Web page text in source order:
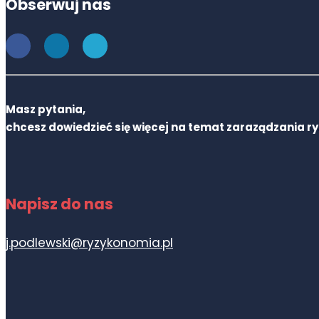
Obserwuj nas
Masz pytania,
chcesz dowiedzieć się więcej na temat zaraządzania
Napisz do nas
j.podlewski@ryzykonomia.pl